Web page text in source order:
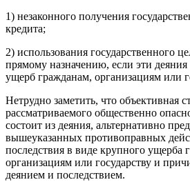
1) незаконного получения
кредита;
2) использования государственного
прямому назначению, если эти
ущерб гражданам, организациям или
Нетрудно заметить, что объективная
рассматриваемого общественно
состоит из деяния, альтернативно
вышеуказанных противоправных
последствия в виде крупного ущерба
организациям или государству и
деянием и последствием.